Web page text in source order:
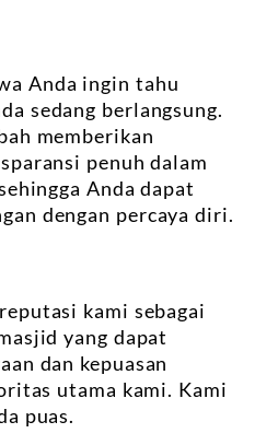
Anda ingin tahu
sedang berlangsung.
memberikan
penuh dalam
Anda dapat
dengan percaya diri.
kami sebagai
yang dapat
dan kepuasan
utama kami. Kami
puas.